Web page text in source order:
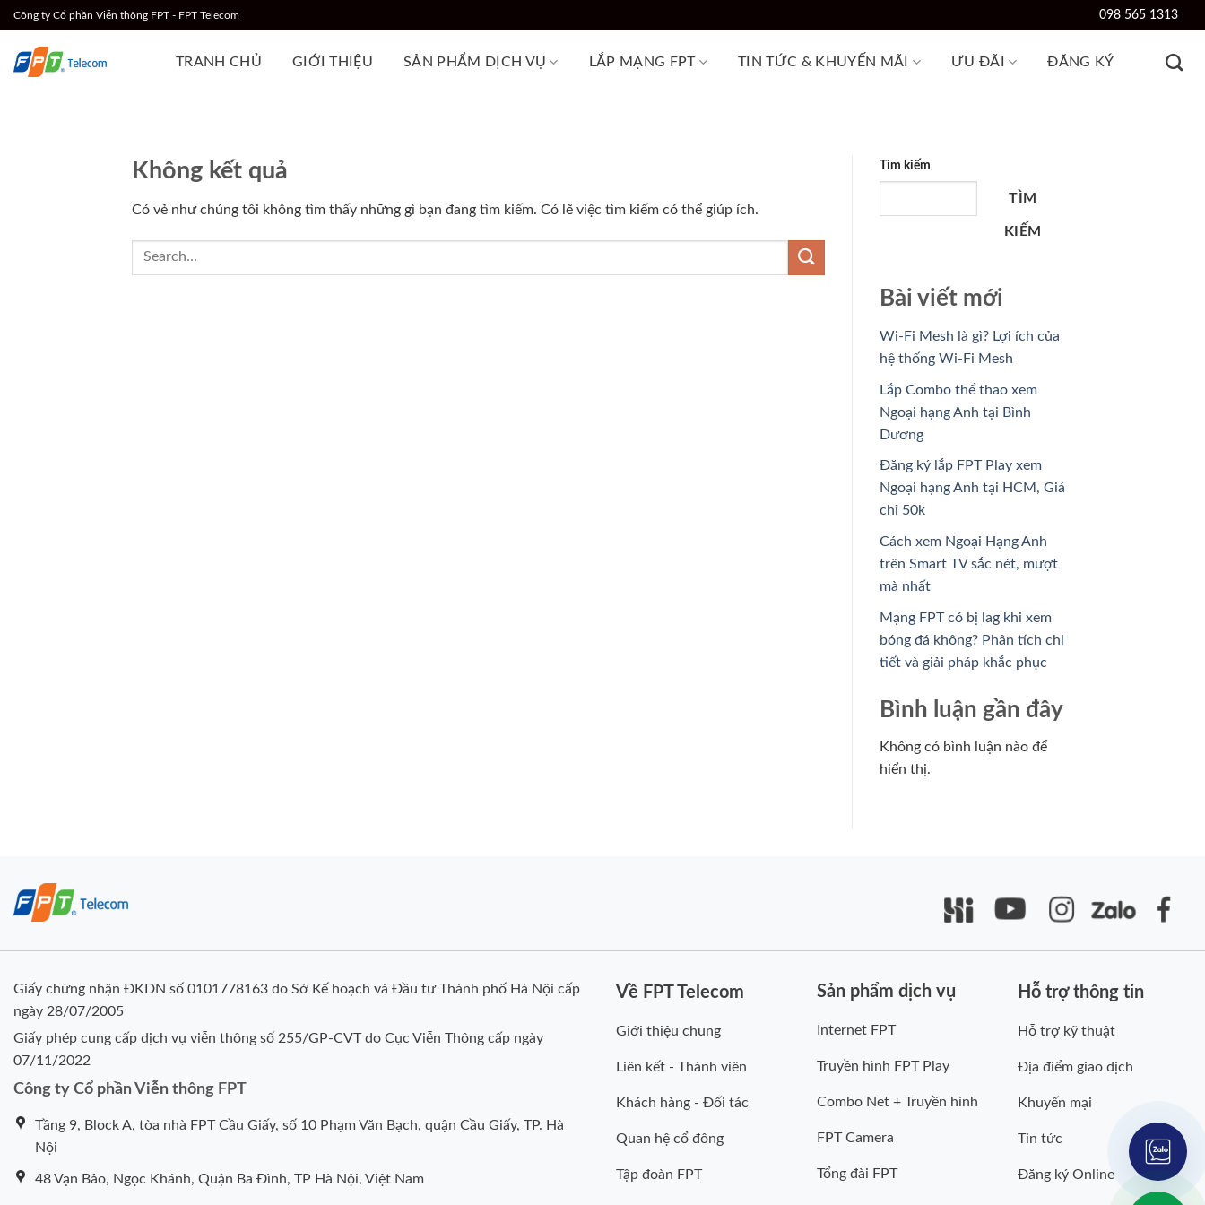
Chuyển
đến
nội
dung
Công ty Cổ phần Viễn thông FPT - FPT Telecom 098 565 1313
TRANH CHỦ GIỚI THIỆU SẢN PHẨM DỊCH VỤ LẮP MẠNG FPT TIN TỨC & KHUYẾN MÃI ƯU ĐÃI ĐĂNG KÝ
Không kết quả
Có vẻ như chúng tôi không tìm thấy những gì bạn đang tìm kiếm. Có lẽ việc tìm kiếm có thể giúp ích.
Tìm kiếm
TÌM
KIẾM
Bài viết mới
Wi-Fi Mesh là gì? Lợi ích của
hệ thống Wi-Fi Mesh
Lắp Combo thể thao xem
Ngoại hạng Anh tại Bình
Dương
Đăng ký lắp FPT Play xem
Ngoại hạng Anh tại HCM, Giá
chỉ 50k
Cách xem Ngoại Hạng Anh
trên Smart TV sắc nét, mượt
mà nhất
Mạng FPT có bị lag khi xem
bóng đá không? Phân tích chi
tiết và giải pháp khắc phục
Bình luận gần đây
Không có bình luận nào để
hiển thị.
Giấy chứng nhận ĐKDN số 0101778163 do Sở Kế hoạch và Đầu tư Thành phố Hà Nội cấp
ngày 28/07/2005
Giấy phép cung cấp dịch vụ viễn thông số 255/GP-CVT do Cục Viễn Thông cấp ngày
07/11/2022
Công ty Cổ phần Viễn thông FPT
Tầng 9, Block A, tòa nhà FPT Cầu Giấy, số 10 Phạm Văn Bạch, quận Cầu Giấy, TP. Hà
Nội
48 Vạn Bảo, Ngọc Khánh, Quận Ba Đình, TP Hà Nội, Việt Nam
Về FPT Telecom
Giới thiệu chung
Liên kết - Thành viên
Khách hàng - Đối tác
Quan hệ cổ đông
Tập đoàn FPT
Sản phẩm dịch vụ
Internet FPT
Truyền hình FPT Play
Combo Net + Truyền hình
FPT Camera
Tổng đài FPT
Hỗ trợ thông tin
Hỗ trợ kỹ thuật
Địa điểm giao dịch
Khuyến mại
Tin tức
Đăng ký Online